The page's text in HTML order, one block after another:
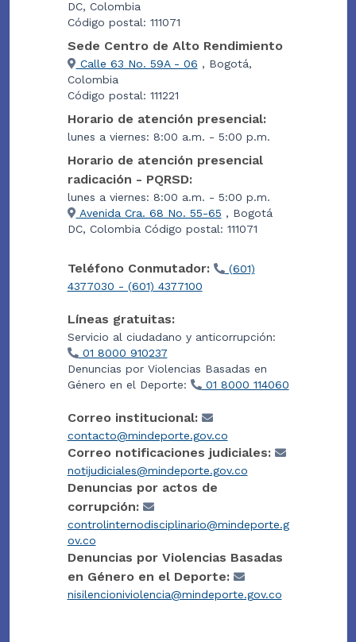
DC, Colombia
Código postal: 111071
Sede Centro de Alto Rendimiento
Calle 63 No. 59A - 06 , Bogotá,
Colombia
Código postal: 111221
Horario de atención presencial:
lunes a viernes: 8:00 a.m. - 5:00 p.m.
Horario de atención presencial
radicación - PQRSD:
lunes a viernes: 8:00 a.m. - 5:00 p.m.
Avenida Cra. 68 No. 55-65 , Bogotá
DC, Colombia Código postal: 111071
Teléfono Conmutador:
(601)
4377030 - (601) 4377100
Líneas gratuitas:
Servicio al ciudadano y anticorrupción:
01 8000 910237
Denuncias por Violencias Basadas en
Género en el Deporte:
01 8000 114060
Correo institucional:
contacto@mindeporte.gov.co
Correo notificaciones judiciales:
notijudiciales@mindeporte.gov.co
Denuncias por actos de
corrupción:
controlinternodisciplinario@mindeporte.g
ov.co
Denuncias por Violencias Basadas
en Género en el Deporte:
nisilencioniviolencia@mindeporte.gov.co